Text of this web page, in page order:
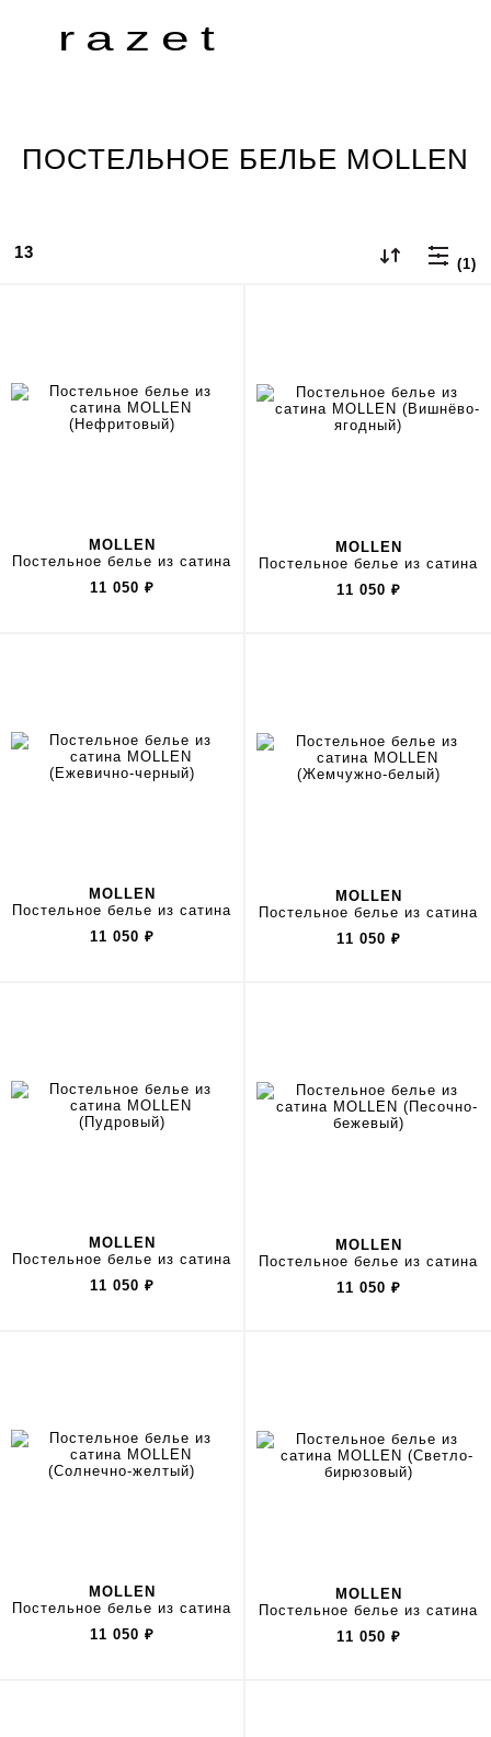
razet
ПОСТЕЛЬНОЕ БЕЛЬЕ MOLLEN
(1)
MOLLEN
Постельное белье из сатина
11 050 ₽
MOLLEN
Постельное белье из сатина
11 050 ₽
MOLLEN
Постельное белье из сатина
11 050 ₽
MOLLEN
Постельное белье из сатина
11 050 ₽
MOLLEN
Постельное белье из сатина
11 050 ₽
MOLLEN
Постельное белье из сатина
11 050 ₽
MOLLEN
Постельное белье из сатина
11 050 ₽
MOLLEN
Постельное белье из сатина
11 050 ₽
13